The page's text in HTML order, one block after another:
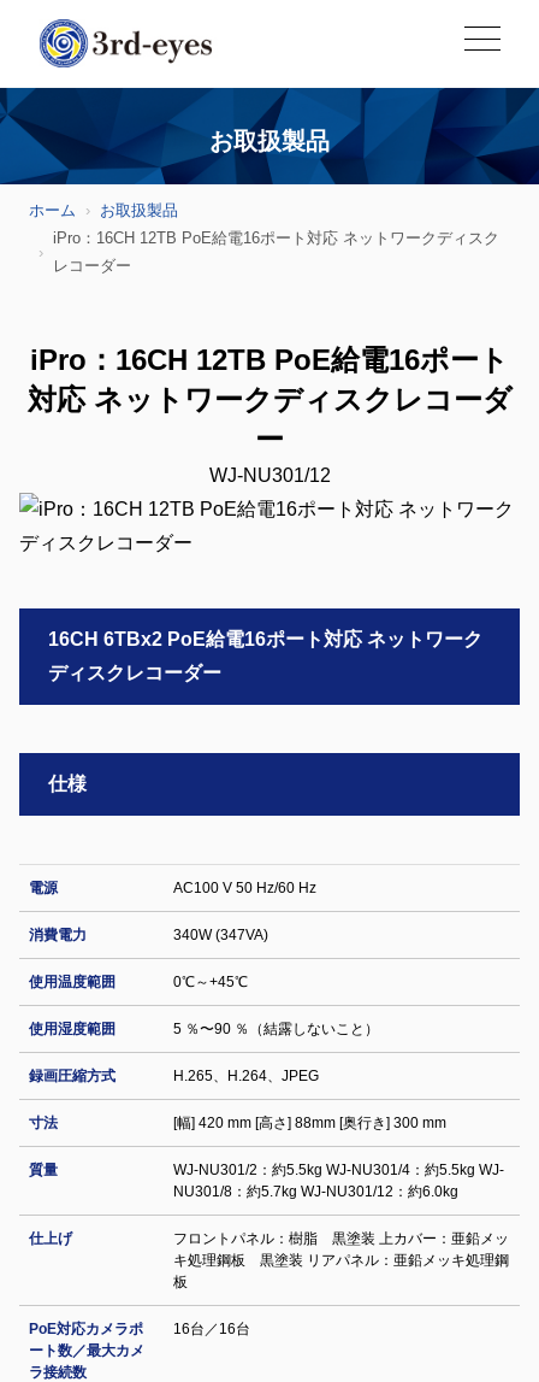
お取扱製品
ホーム
お取扱製品
iPro：16CH 12TB PoE給電16ポート対応 ネットワークディスク
レコーダー
iPro：16CH 12TB PoE給電16ポート
対応 ネットワークディスクレコーダ
ー
WJ-NU301/12
16CH 6TBx2 PoE給電16ポート対応 ネットワーク
ディスクレコーダー
仕様
電源 AC100 V 50 Hz/60 Hz
消費電力 340W (347VA)
使用温度範囲 0℃～+45℃
使用湿度範囲 5 ％〜90 ％（結露しないこと）
録画圧縮方式 H.265、H.264、JPEG
寸法 [幅] 420 mm [高さ] 88mm [奥行き] 300 mm
質量
WJ-NU301/2：約5.5kg WJ-NU301/4：約5.5kg WJ-
NU301/8：約5.7kg WJ-NU301/12：約6.0kg
仕上げ
フロントパネル：樹脂 黒塗装 上カバー：亜鉛メッ
キ処理鋼板 黒塗装 リアパネル：亜鉛メッキ処理鋼
板
PoE対応カメラポ
ート数／最大カメ
ラ接続数
16台／16台